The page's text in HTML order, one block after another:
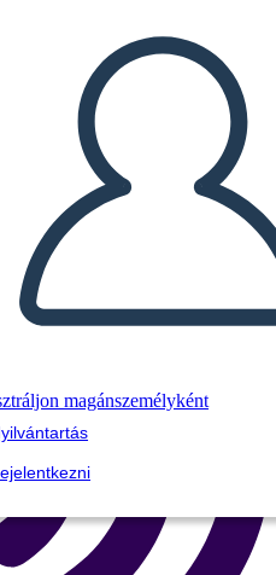
magánszemélyként
forgatókönyvet
STORYBOARDOT
LEJÁTSZÁSA
OLVASS NEKEM